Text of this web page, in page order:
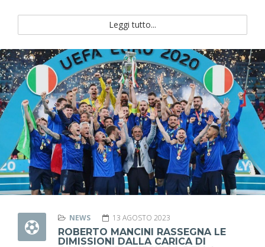
Leggi tutto...
NEWS 13 AGOSTO 2023
ROBERTO MANCINI RASSEGNA LE
DIMISSIONI DALLA CARICA DI